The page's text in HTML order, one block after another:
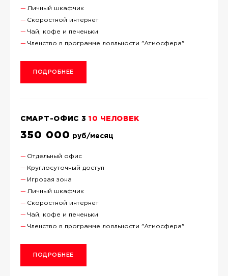
Личный шкафчик
Скоростной интернет
Чай, кофе и печеньки
Членство в программе лояльности "Атмосфера"
ПОДРОБНЕЕ
СМАРТ-ОФИС 310 ЧЕЛОВЕК
350 000 руб/месяц
Отдельный офис
Круглосуточный доступ
Игровая зона
Личный шкафчик
Скоростной интернет
Чай, кофе и печеньки
Членство в программе лояльности "Атмосфера"
ПОДРОБНЕЕ